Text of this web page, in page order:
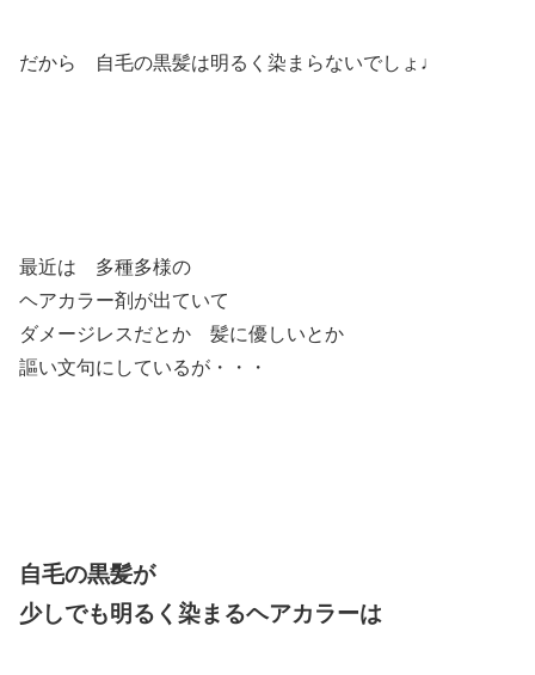
だから 自毛の黒髪は明るく染まらないでしょ♩
最近は 多種多様の
ヘアカラー剤が出ていて
ダメージレスだとか 髪に優しいとか
謳い文句にしているが・・・
自毛の黒髪が
少しでも明るく染まるヘアカラーは